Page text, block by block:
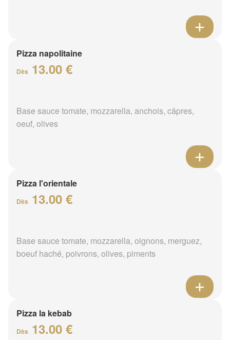
Pizza napolitaine
Dès 13.00 €
Base sauce tomate, mozzarella, anchois, câpres,
oeuf, olives
Pizza l'orientale
Dès 13.00 €
Base sauce tomate, mozzarella, oignons, merguez,
boeuf haché, poivrons, olives, piments
Pizza la kebab
Dès 13.00 €